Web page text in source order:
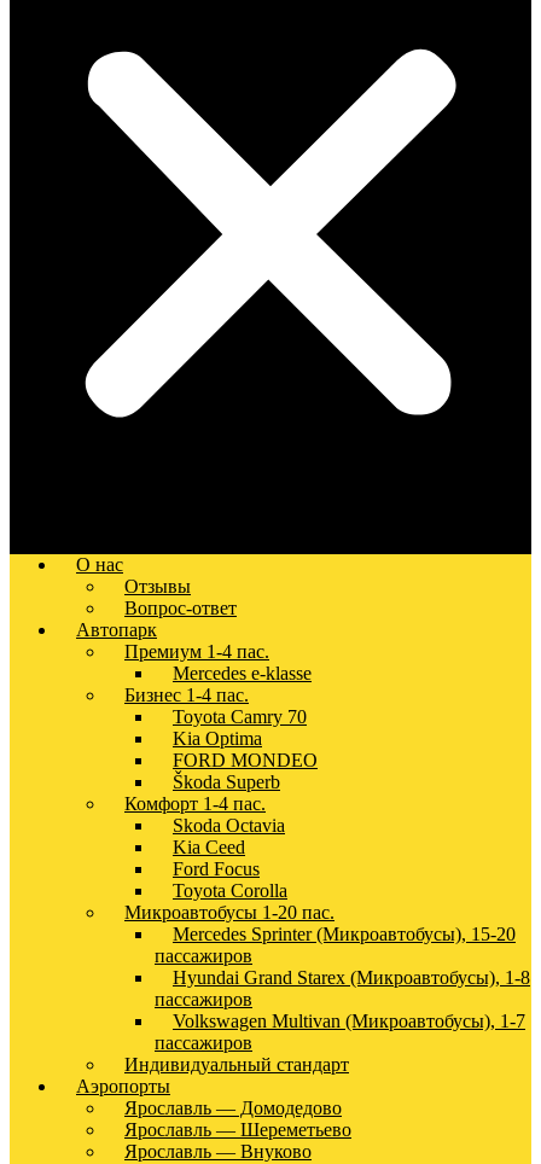
О нас
Отзывы
Вопрос-ответ
Автопарк
Премиум 1-4 пас.
Mercedes e-klasse
Бизнес 1-4 пас.
Toyota Camry 70
Kia Optima
FORD MONDEO
Škoda Superb
Комфорт 1-4 пас.
Skoda Octavia
Kia Ceed
Ford Focus
Toyota Corolla
Микроавтобусы 1-20 пас.
Mercedes Sprinter (Микроавтобусы), 15-20
пассажиров
Hyundai Grand Starex (Микроавтобусы), 1-8
пассажиров
Volkswagen Multivan (Микроавтобусы), 1-7
пассажиров
Индивидуальный стандарт
Аэропорты
Ярославль — Домодедово
Ярославль — Шереметьево
Ярославль — Внуково